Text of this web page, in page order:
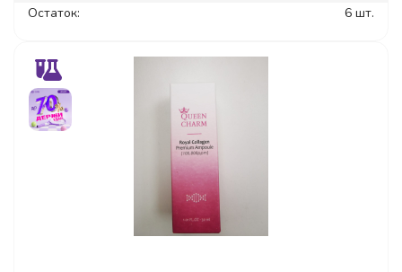
Остаток:
6 шт.